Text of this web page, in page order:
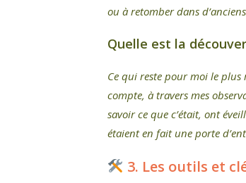
ou à retomber dans
Quelle est la
Ce qui reste pour moi le plus
compte, à travers mes
savoir ce que c’était, ont
étaient en fait une porte
3. Les outils et